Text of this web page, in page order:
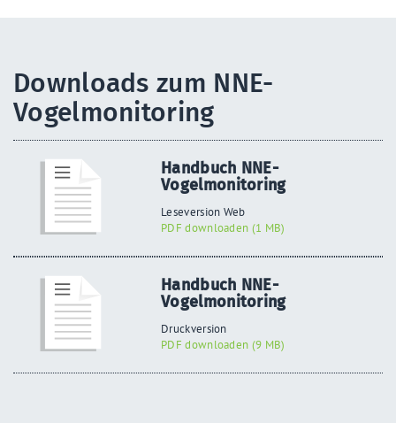
Downloads zum NNE-
Vogelmonitoring
Handbuch NNE-
Vogelmonitoring
Leseversion Web
PDF downloaden (1 MB)
Handbuch NNE-
Vogelmonitoring
Druckversion
PDF downloaden (9 MB)